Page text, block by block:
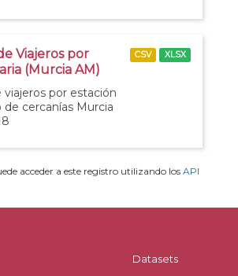
Viajeros por
(Murcia AM)
por estación
de cercanías Murcia
CSV XLSX
acceder a este registro utilizando los API
Datasets